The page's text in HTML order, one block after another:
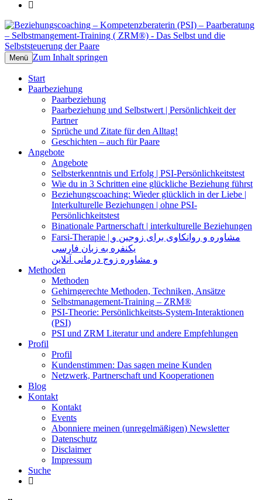
Beziehungscoaching –
Kompetenzberaterin (PSI) –
Training ( ZRM®)
Das Selbst und die Selbststeuerung der
Paare
Menü Zum Inhalt springen
Start
Paarbeziehung
Paarbeziehung
Paarbeziehung und Selbstwert | Persönlichkeit der
Partner
Sprüche und Zitate für den Alltag!
Geschichten – auch für Paare
Angebote
Angebote
Selbsterkenntnis und Erfolg | PSI-Persönlichkeitstest
Wie du in 3 Schritten eine glückliche Beziehung führst
Beziehungscoaching: Wieder glücklich in der Liebe |
Interkulturelle Beziehungen | ohne PSI-
Persönlichkeitstest
Binationale Partnerschaft | interkulturelle Beziehungen
Farsi-Therapie | مشاوره و روانکاوی برای زوجین و
یکنفره به زبان فارسی
و مشاوره زوج درمانی آنلاین
Methoden
Methoden
Gehirngerechte Methoden, Techniken, Ansätze
Selbstmanagement-Training – ZRM®
PSI-Theorie: Persönlichkeitsts-System-Interaktionen
(PSI)
PSI und ZRM Literatur und andere Empfehlungen
Profil
Profil
Kundenstimmen: Das sagen meine Kunden
Netzwerk, Partnerschaft und Kooperationen
Blog
Kontakt
Kontakt
Events
Abonniere meinen (unregelmäßigen) Newsletter
Datenschutz
Disclaimer
Impressum
Suche